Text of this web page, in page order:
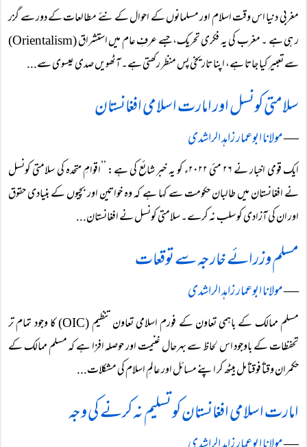
مغربی دنیا اس وقت اسلام اور مسلمانوں کے احوال کے نئے مطالعات کے دور سے گزر
ر ہی ہے ۔ مغرب کی یہ فکری تحریک، جسے عرفِ عام میں استشراق (Orientalism)
سے تعبیر کیا جاتا ہے، اپنا تاریخی پس منظر رکھتی ہے۔ آٹھویں صدی عیسوی سے...
سلامتی کونسل اور امارت اسلامی افغانستان
―مولانا ابوعمار زاہد الراشدی
ایک قومی اخبار نے ۲۶ مئی ۲۰۲۲ء کو یہ خبر شائع کی ہے: ’’اقوامِ متحدہ کی سلامتی کونسل
نے افغانستان میں طالبان حکومت سے کہا ہے کہ وہ خواتین اور بچیوں کے بنیادی حقوق
اور ان کی آزادی کو سلب نہ کرے۔ سلامتی کونسل نے افغانستان...
مسلم وزرائے خارجہ سے توقعات
―مولانا ابوعمار زاہد الراشدی
مسلم ممالک کے باہمی تعاون کے فورم اسلامی تعاون تنظیم (OIC) کا وجود تمام تر
تحفظات کے باوجود اس لحاظ سے بہرحال غنیمت اور حوصلہ افزا ہے کہ مسلم ممالک کے
حکمران وقتاً فوقتاً مل بیٹھ کر اپنے مسائل اور عالمِ اسلام کی مشکلات...
امارت اسلامی افغانستان کو تسلیم نہ کرنے کی وجہ